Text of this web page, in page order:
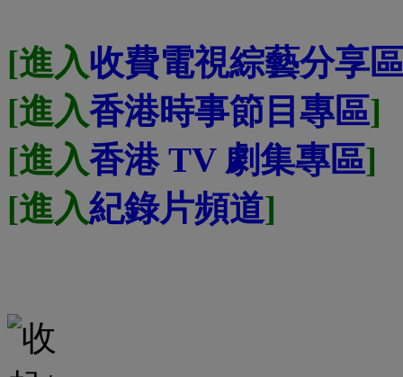
[進入收費電視綜藝分享
[進入香港時事節目專區]
[進入香港 TV 劇集專區]
[進入紀錄片頻道]